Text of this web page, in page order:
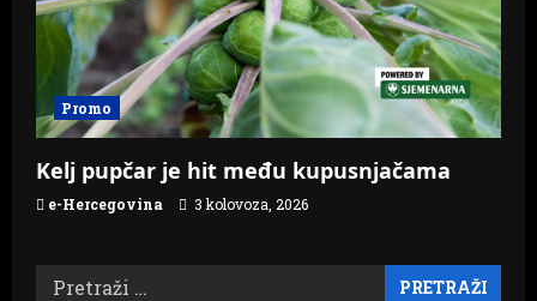
Promo
Kelj pupčar je hit među kupusnjačama
e-Hercegovina 3 kolovoza, 2026
Pretraži: